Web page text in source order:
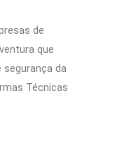
de
que
da
Técnicas